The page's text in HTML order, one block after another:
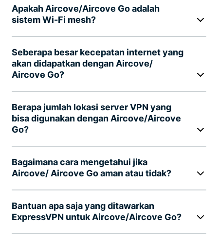
Apakah Aircove/Aircove Go adalah
sistem Wi-Fi mesh?
Seberapa besar kecepatan internet yang
akan didapatkan dengan Aircove/
Aircove Go?
Berapa jumlah lokasi server VPN yang
bisa digunakan dengan Aircove/Aircove
Go?
Bagaimana cara mengetahui jika
Aircove/ Aircove Go aman atau tidak?
Bantuan apa saja yang ditawarkan
ExpressVPN untuk Aircove/Aircove Go?